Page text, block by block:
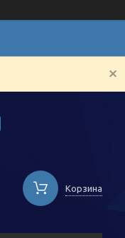
Корзина